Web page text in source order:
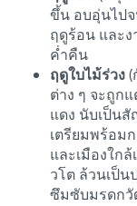
ขึ้น อบอุ่นไป
ฤดูร้อน และ
ค่ำคืน
ฤดูใบไม้ร่วง
ต่าง ๆ จะถูก
แดง นับเป็น
เตรียมพร้อม
และเมืองใก
วโต ล้วนเป็
ซึมซับมรดกวั